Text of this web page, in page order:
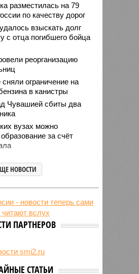
разместилась на 79
по качеству дорог
взыскать долг
с отца погибшего бойца
реорганизацию
сняли ограничение на
в канистры
Чувашией сбиты два
вузах можно
за счёт
началась проверка
школ и детсадов к
году
врачи выходили
745 граммов
аграрии начали уборку
НОВОСТИ
ПАРТНЕРОВ
smi2.ru
СТАТЬИ